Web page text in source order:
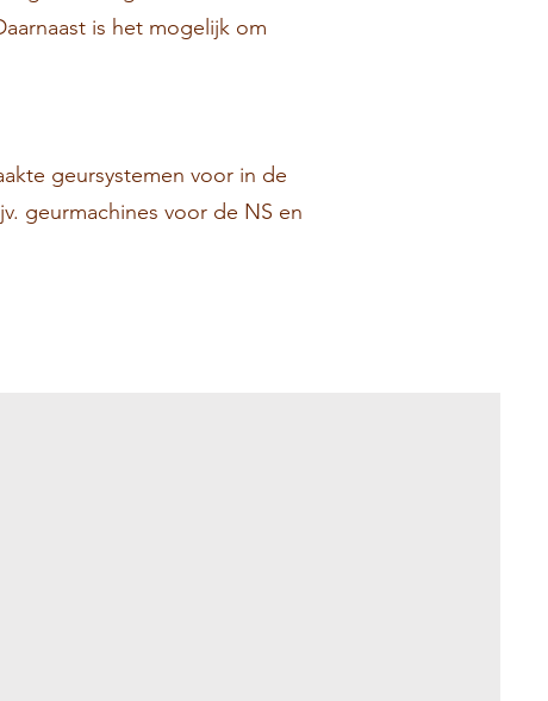
is het mogelijk om
geursystemen voor in de
geurmachines voor de NS en